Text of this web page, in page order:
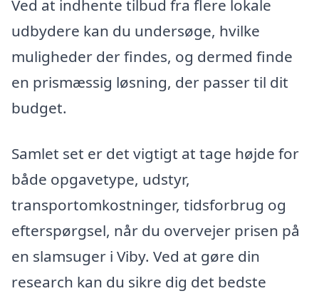
Ved at indhente tilbud fra flere lokale
udbydere kan du undersøge, hvilke
muligheder der findes, og dermed finde
en prismæssig løsning, der passer til dit
budget.
Samlet set er det vigtigt at tage højde for
både opgavetype, udstyr,
transportomkostninger, tidsforbrug og
efterspørgsel, når du overvejer prisen på
en slamsuger i Viby. Ved at gøre din
research kan du sikre dig det bedste